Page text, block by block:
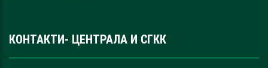
КОНТАКТИ- ЦЕНТРАЛА И СГКК